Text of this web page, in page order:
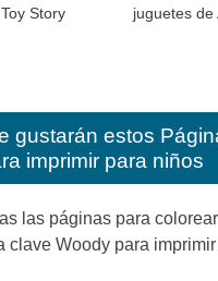
Story
juguetes de
gustarán estos
imprimir para niños
las páginas para
clave Woody para